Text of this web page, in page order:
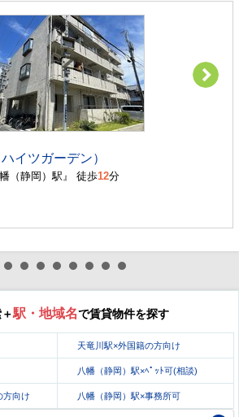
イツガーデン）
（静岡）駅』 徒歩12分
駅・地域名で賃貸物件を探す
天竜川駅×外国籍の方向け
八幡（静岡）駅×ﾍﾟｯﾄ可(相談)
方向け 八幡（静岡）駅×事務所可